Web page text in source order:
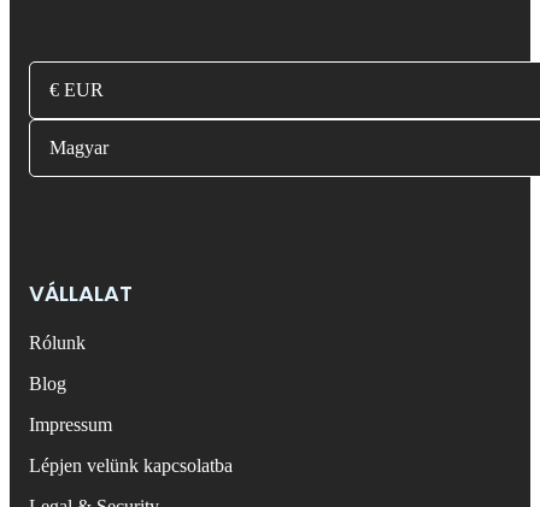
€ EUR
Magyar
VÁLLALAT
Rólunk
Blog
Impressum
Lépjen velünk kapcsolatba